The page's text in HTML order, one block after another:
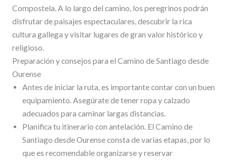
Compostela. A lo largo del camino, los peregrinos podrán
disfrutar de paisajes espectaculares, descubrir la rica
cultura gallega y visitar lugares de gran valor histórico y
religioso.
Preparación y consejos para el Camino de Santiago desde
Ourense
Antes de iniciar la ruta, es importante contar con un buen
equipamiento. Asegúrate de tener ropa y calzado
adecuados para caminar largas distancias.
Planifica tu itinerario con antelación. El Camino de
Santiago desde Ourense consta de varias etapas, por lo
que es recomendable organizarse y reservar